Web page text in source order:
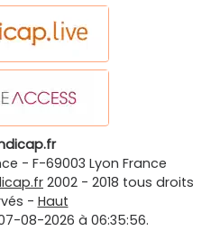
- F-69003 Lyon France
2002 - 2018 tous droits
- Haut
08-2026 à 06:35:56.